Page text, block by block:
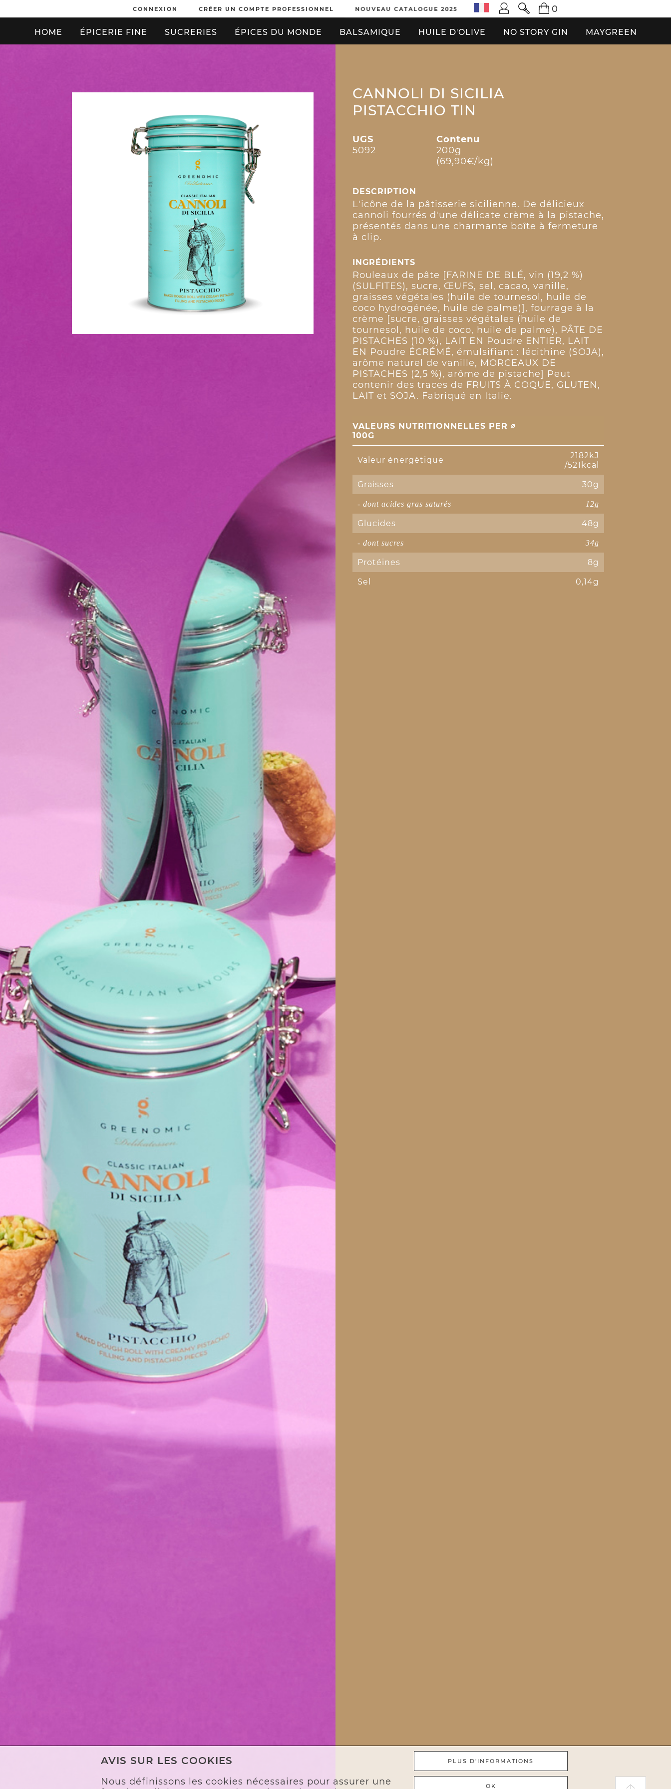
CONNEXION CRÉER UN COMPTE PROFESSIONNEL NOUVEAU CATALOGUE 2025 0
HOME ÉPICERIE FINE SUCRERIES ÉPICES DU MONDE BALSAMIQUE HUILE D'OLIVE NO STORY GIN MAYGREEN
CANNOLI DI SICILIA
PISTACCHIO TIN
UGS
5092
Contenu
200g
(69,90€/kg)
DESCRIPTION
L'icône de la pâtisserie sicilienne. De délicieux
cannoli fourrés d'une délicate crème à la pistache,
présentés dans une charmante boîte à fermeture
à clip.
INGRÉDIENTS
Rouleaux de pâte [FARINE DE BLÉ, vin (19,2 %)
(SULFITES), sucre, ŒUFS, sel, cacao, vanille,
graisses végétales (huile de tournesol, huile de
coco hydrogénée, huile de palme)], fourrage à la
crème [sucre, graisses végétales (huile de
tournesol, huile de coco, huile de palme), PÂTE DE
PISTACHES (10 %), LAIT EN Poudre ENTIER, LAIT
EN Poudre ÉCRÉMÉ, émulsifiant : lécithine (SOJA),
arôme naturel de vanille, MORCEAUX DE
PISTACHES (2,5 %), arôme de pistache] Peut
contenir des traces de FRUITS À COQUE, GLUTEN,
LAIT et SOJA. Fabriqué en Italie.
VALEURS NUTRITIONNELLES PER ∅
100G
Valeur énergétique
2182kJ
/521kcal
Graisses 30g
- dont acides gras saturés 12g
Glucides 48g
- dont sucres 34g
Protéines 8g
Sel 0,14g
AVIS SUR LES COOKIES
Nous définissons les cookies nécessaires pour assurer une
PLUS D'INFORMATIONS
OK